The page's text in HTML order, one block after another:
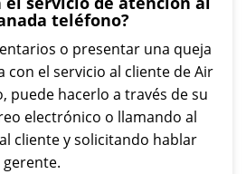
teléfono?
o presentar una queja
con el servicio al cliente de Air
puede hacerlo a través de su
electrónico o llamando al
cliente y solicitando hablar